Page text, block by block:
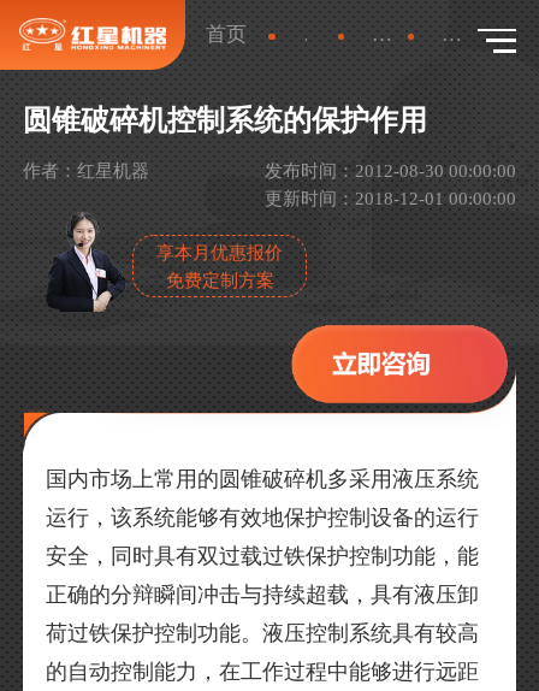
首页 新闻 行业新闻 详情
圆锥破碎机控制系统的保护作用
作者：红星机器
发布时间：2012-08-30 00:00:00
更新时间：2018-12-01 00:00:00
享本月优惠报价
免费定制方案
国内市场上常用的圆锥破碎机多采用液压系统
运行，该系统能够有效地保护控制设备的运行
安全，同时具有双过载过铁保护控制功能，能
正确的分辩瞬间冲击与持续超载，具有液压卸
荷过铁保护控制功能。液压控制系统具有较高
的自动控制能力，在工作过程中能够进行远距